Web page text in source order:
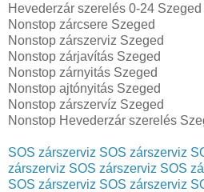
Hevederzár szerelés 0-24 Szeged
Nonstop zárcsere Szeged
Nonstop zárszerviz Szeged
Nonstop zárjavítás Szeged
Nonstop zárnyitás Szeged
Nonstop ajtónyitás Szeged
Nonstop zárszervíz Szeged
Nonstop Hevederzár szerelés
SOS zárszerviz SOS zárszerviz
zárszerviz SOS zárszerviz SOS
SOS zárszerviz SOS zárszerviz